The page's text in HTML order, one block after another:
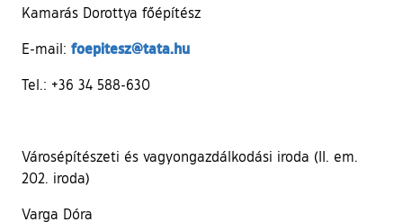
Kamarás Dorottya főépítész
E-mail: foepitesz@tata.hu
Tel.: +36 34 588-630
Városépítészeti és vagyongazdálkodási iroda (II. em.
202. iroda)
Varga Dóra